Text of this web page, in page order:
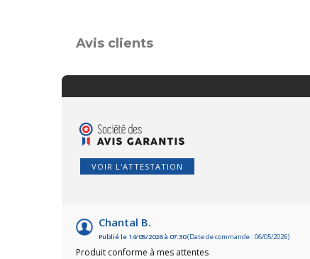
Avis clients
VOIR L'ATTESTATION
Chantal B.
Publié le 14/05/2026 à 07:30(Date de commande : 06/05/2026)
Produit conforme à mes attentes